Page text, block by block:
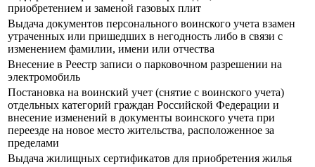
приобретением и заменой газовых плит
Выдача документов персонального воинского учета взамен
утраченных или пришедших в негодность либо в связи с
изменением фамилии, имени или отчества
Внесение в Реестр записи о парковочном разрешении на
электромобиль
Постановка на воинский учет (снятие с воинского учета)
отдельных категорий граждан Российской Федерации и
внесение изменений в документы воинского учета при
переезде на новое место жительства, расположенное за
пределами
Выдача жилищных сертификатов для приобретения жилья